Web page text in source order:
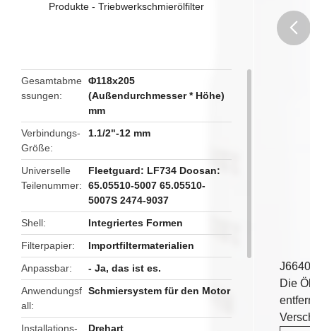
Produkte - Triebwerkschmierölfilter
Gesamtabme
ssungen
Φ118x205
(Außendurchmesser * Höhe)
mm
Verbindungs-
Größe
1.1/2"-12 mm
Universelle
Teilenummer
Fleetguard: LF734 Doosan:
65.05510-5007 65.05510-
5007S 2474-9037
Shell
Integriertes Formen
Filterpapier
Importfiltermaterialien
Anpassbar
- Ja, das ist es.
Anwendungsf
all
Schmiersystem für den Motor
Installations- Drehart
Die